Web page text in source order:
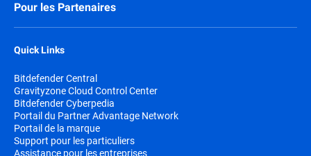
Pour les Partenaires
Quick Links
Bitdefender Central
Gravityzone Cloud Control Center
Bitdefender Cyberpedia
Portail du Partner Advantage Network
Portail de la marque
Support pour les particuliers
Assistance pour les entreprises